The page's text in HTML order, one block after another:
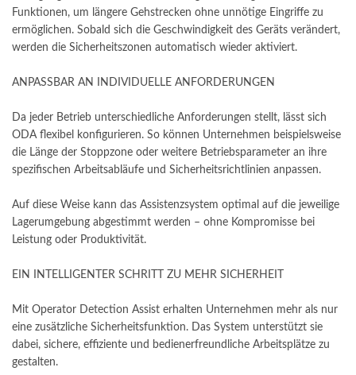
Funktionen, um längere Gehstrecken ohne unnötige Eingriffe zu
ermöglichen. Sobald sich die Geschwindigkeit des Geräts verändert,
werden die Sicherheitszonen automatisch wieder aktiviert.
ANPASSBAR AN INDIVIDUELLE ANFORDERUNGEN
Da jeder Betrieb unterschiedliche Anforderungen stellt, lässt sich
ODA flexibel konfigurieren. So können Unternehmen beispielsweise
die Länge der Stoppzone oder weitere Betriebsparameter an ihre
spezifischen Arbeitsabläufe und Sicherheitsrichtlinien anpassen.
Auf diese Weise kann das Assistenzsystem optimal auf die jeweilige
Lagerumgebung abgestimmt werden – ohne Kompromisse bei
Leistung oder Produktivität.
EIN INTELLIGENTER SCHRITT ZU MEHR SICHERHEIT
Mit Operator Detection Assist erhalten Unternehmen mehr als nur
eine zusätzliche Sicherheitsfunktion. Das System unterstützt sie
dabei, sichere, effiziente und bedienerfreundliche Arbeitsplätze zu
gestalten.